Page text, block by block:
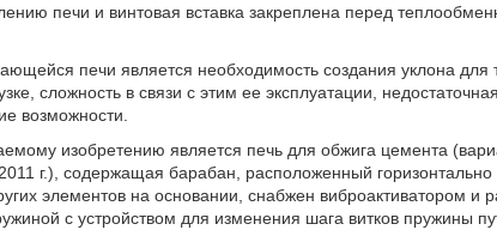
печи и винтовая вставка закреплена перед
печи является необходимость создания уклона для
сложность в связи с этим ее эксплуатации,
возможности.
изобретению является печь для обжига цемента
г.), содержащая барабан, расположенный
элементов на основании, снабжен виброактиватором и
с устройством для изменения шага витков пружины